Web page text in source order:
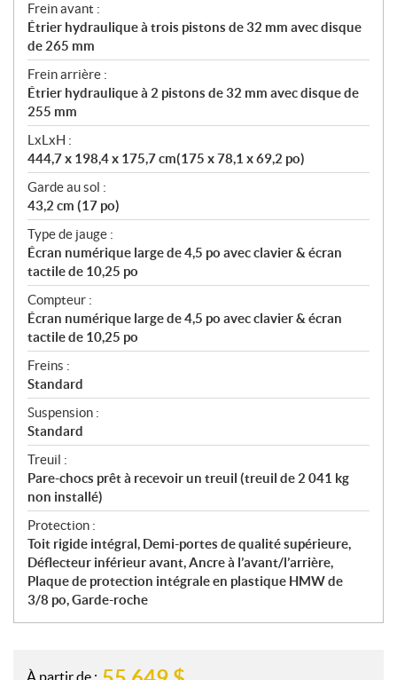
Frein avant :
Étrier hydraulique à trois pistons de 32 mm avec disque
de 265 mm
Frein arrière :
Étrier hydraulique à 2 pistons de 32 mm avec disque de
255 mm
LxLxH :
444,7 x 198,4 x 175,7 cm(175 x 78,1 x 69,2 po)
Garde au sol :
43,2 cm (17 po)
Type de jauge :
Écran numérique large de 4,5 po avec clavier & écran
tactile de 10,25 po
Compteur :
Écran numérique large de 4,5 po avec clavier & écran
tactile de 10,25 po
Freins :
Standard
Suspension :
Standard
Treuil :
Pare-chocs prêt à recevoir un treuil (treuil de 2 041 kg
non installé)
Protection :
Toit rigide intégral, Demi-portes de qualité supérieure,
Déflecteur inférieur avant, Ancre à l’avant/l’arrière,
Plaque de protection intégrale en plastique HMW de
3/8 po, Garde-roche
À partir de :